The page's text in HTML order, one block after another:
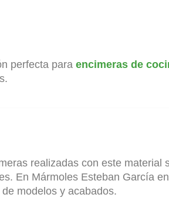
perfecta para encimeras de
realizadas con este material
En Mármoles Esteban García
modelos y acabados.